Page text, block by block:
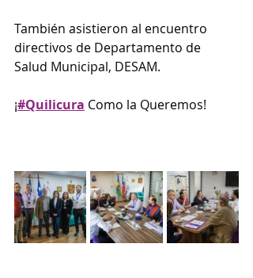
También asistieron al encuentro
directivos de Departamento de
Salud Municipal, DESAM.
¡#Quilicura Como la Queremos!